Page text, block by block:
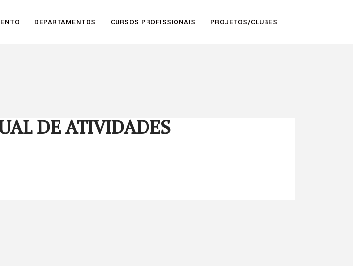
DEPARTAMENTOS CURSOS PROFISSIONAIS PROJETOS/CLUBES
DE ATIVIDADES